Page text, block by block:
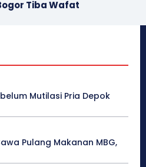
Tiba Wafat
Mutilasi Pria Depok
Pulang Makanan MBG,